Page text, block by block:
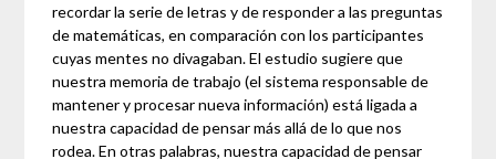
recordar la serie de letras y de responder a las preguntas
de matemáticas, en comparación con los participantes
cuyas mentes no divagaban. El estudio sugiere que
nuestra memoria de trabajo (el sistema responsable de
mantener y procesar nueva información) está ligada a
nuestra capacidad de pensar más allá de lo que nos
rodea. En otras palabras, nuestra capacidad de pensar